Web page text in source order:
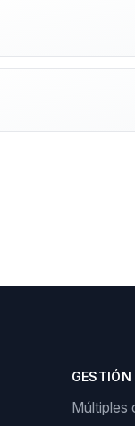
Múltiples